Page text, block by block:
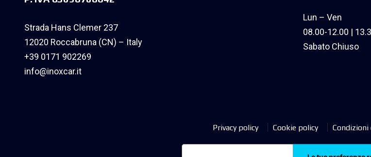
Strada Hans Clemer 237
12020 Roccabruna (CN) – Italy
+39 0171 902269
info@inoxcar.it
Lun – Ven
08.00-12.00 |
Sabato Chiuso
Privacy policy Cookie policy Condizioni